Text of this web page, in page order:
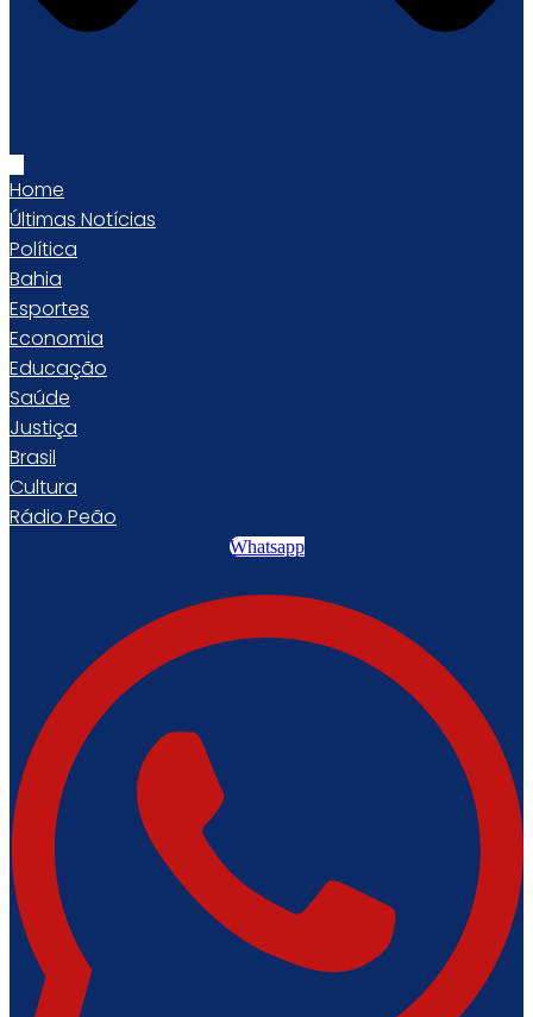
Home
Últimas Notícias
Política
Bahia
Esportes
Economia
Educação
Saúde
Justiça
Brasil
Cultura
Rádio Peão
Whatsapp